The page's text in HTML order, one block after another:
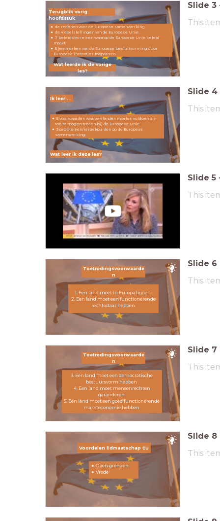
Wat leerde ik de vorige
les?
de redenen voor de Europese samenwerking.
de 4 doelstellingen van de Europese Unie.
7 beleidsterreinen waarop de Europese Unie beleid
maakt.
5 kenmerken van de Europese besluitvorming door
Europese instanties toepassen.
Terugblik vorig
hoofdstuk
Slide 3
This
Wat leer ik deze les?
5 voorwaarden waaraan landen moeten voldoen om
toe te mogen treden bij de Europese Unie.
3 problemen/kritiekpunten op de Europese
samenwerking.
Ik leer...
Slide 4
This
Slide 5
This
Toetredingsvoorwaarde
n
1. Een land moet in Europa liggen
2. Een land moet een functionerende
rechtsstaat hebben
Slide 6
This
Toetredingsvoorwaarde
n
3. Een land moet een democratische
bestuursvorm hebben
4. Een land moet mensenrechten
garanderen
5. Een land moet een goed functionerende
markteconomie hebben
Slide 7
This
Voordelen lidmaatschap EU
Open grenzen
Vrede
Slide 8
This